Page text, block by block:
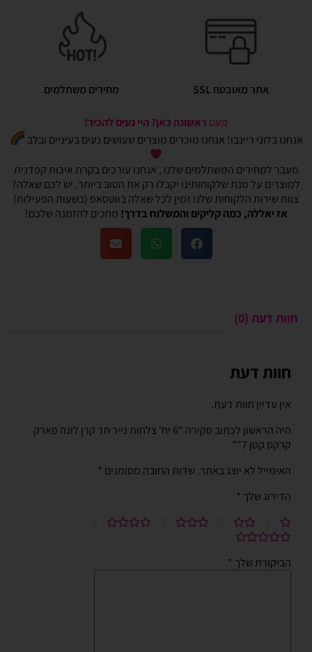
אתר מאובטח SSL מחירים משתלמים
פעם ראשונה כאן? היי נעים להכיר!
אנחנו בלוני ריינבו! אנחנו מוכרים מוצרים שעושים נעים בעיניים ובלב
מעבר למחירים המשתלמים שלנו , אנחנו עורכים בקרת איכות קפדנית
למוצרים על מנת שלקוחותינו יקבלו רק את הטוב ביותר. יש לכם שאלה?
צוות שירות הלקוחות שלנו זמין לכל שאלה בווטסאפ (בשעות הפעילות)
אז יאללה, כמה קליקים והמשלוח בדרך! מחכים להזמנה שלכם!
חוות דעת (0)
חוות דעת
אין עדיין חוות דעת.
היה הראשון לכתוב סקירה “6 יח' צלחות נייר חד קרן לונה פארק
קרקס קטן 7"”
האימייל לא יוצג באתר. שדות החובה מסומנים *
הדירוג שלך *
הביקורת שלך *